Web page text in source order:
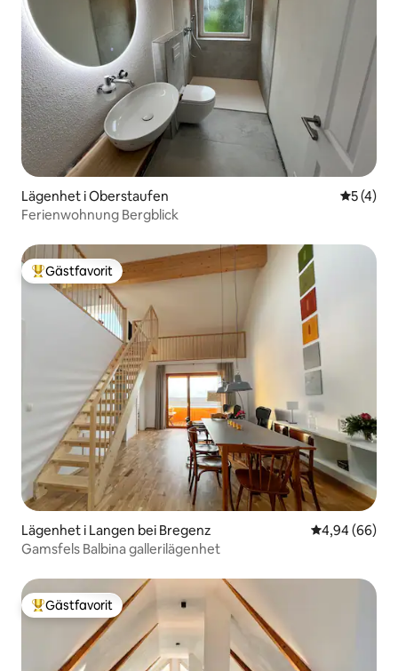
Lägenhet i Oberstaufen 5 av 5 i
5 (4)
Ferienwohnung Bergblick
Populär gästfavorit
Gästfavorit
Lägenhet i Langen bei Bregenz 4,94 av 5 i
4,94 (66)
Gamsfels Balbina gallerilägenhet
Populär gästfavorit
Gästfavorit